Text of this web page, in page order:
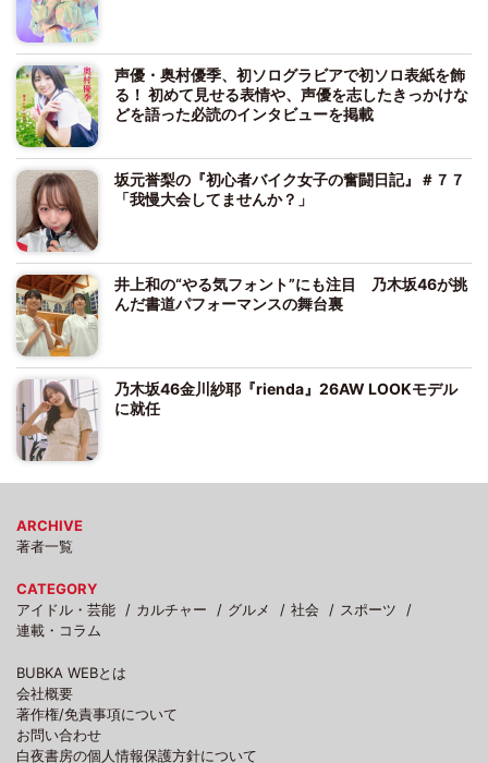
声優・奥村優季、初ソログラビアで初ソロ表紙を飾
る！ 初めて見せる表情や、声優を志したきっかけな
どを語った必読のインタビューを掲載
坂元誉梨の『初心者バイク女子の奮闘日記』＃７７
「我慢大会してませんか？」
井上和の“やる気フォント”にも注目 乃木坂46が挑
んだ書道パフォーマンスの舞台裏
乃木坂46金川紗耶『rienda』26AW LOOKモデル
に就任
ARCHIVE
著者一覧
CATEGORY
アイドル・芸能
カルチャー グルメ 社会
スポーツ
連載・コラム
BUBKA WEBとは
会社概要
著作権/免責事項について
お問い合わせ
白夜書房の個人情報保護方針について